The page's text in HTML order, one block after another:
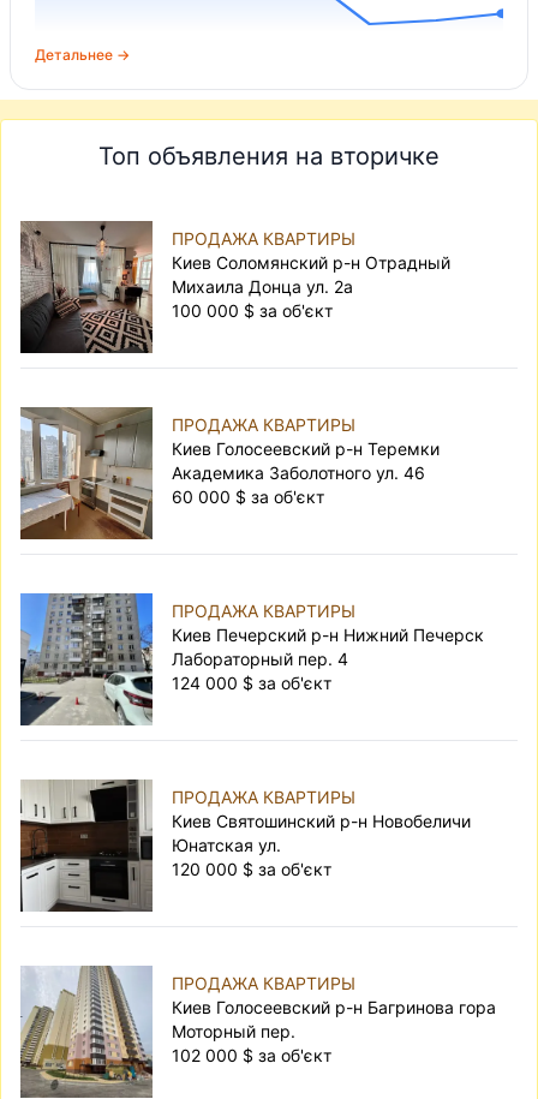
Детальнее →
Топ объявления на вторичке
ПРОДАЖА КВАРТИРЫ
Киев Соломянский р-н Отрадный
Михаила Донца ул. 2а
100 000 $ за об'єкт
ПРОДАЖА КВАРТИРЫ
Киев Голосеевский р-н Теремки
Академика Заболотного ул. 46
60 000 $ за об'єкт
ПРОДАЖА КВАРТИРЫ
Киев Печерский р-н Нижний Печерск
Лабораторный пер. 4
124 000 $ за об'єкт
ПРОДАЖА КВАРТИРЫ
Киев Святошинский р-н Новобеличи
Юнатская ул.
120 000 $ за об'єкт
ПРОДАЖА КВАРТИРЫ
Киев Голосеевский р-н Багринова гора
Моторный пер.
102 000 $ за об'єкт